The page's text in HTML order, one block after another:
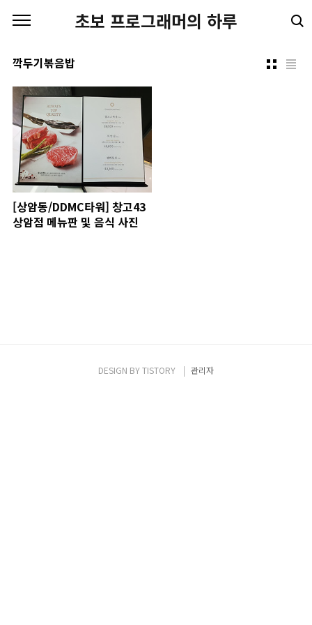
초보 프로그래머의 하루
깍두기볶음밥
[상암동/DDMC타워] 창고43
상암점 메뉴판 및 음식 사진
DESIGN BYTISTORY 관리자